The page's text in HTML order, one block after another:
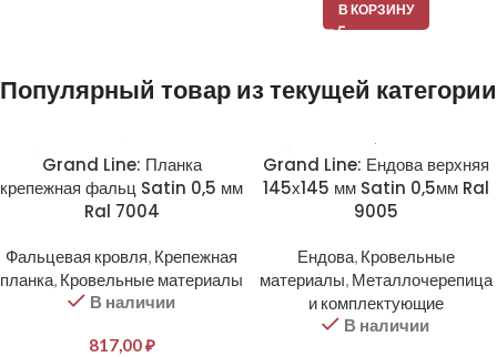
В КОРЗИНУ
Популярный товар из текущей категории
Grand Line: Планка
крепежная фальц Satin 0,5 мм
Ral 7004
Фальцевая кровля, Крепежная
планка, Кровельные материалы
В наличии
817,00₽
Grand Line: Ендова верхняя
145х145 мм Satin 0,5мм Ral
9005
Ендова, Кровельные
материалы, Металлочерепица
и комплектующие
В наличии